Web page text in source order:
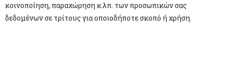
κοινοποίηση, παραχώρηση κ.λπ. των προσωπικών σας
δεδομένων σε τρίτους για οποιοδήποτε σκοπό ή χρήση.